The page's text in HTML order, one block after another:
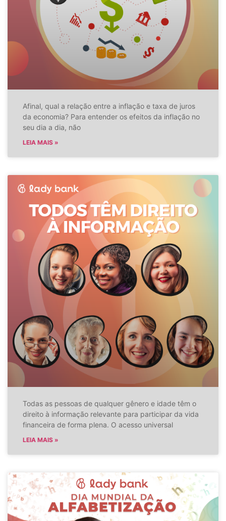
Afinal, qual a relação entre a inflação e taxa de juros
da economia? Para entender os efeitos da inflação no
seu dia a dia, não
LEIA MAIS »
Todas as pessoas de qualquer gênero e idade têm o
direito à informação relevante para participar da vida
financeira de forma plena. O acesso universal
LEIA MAIS »